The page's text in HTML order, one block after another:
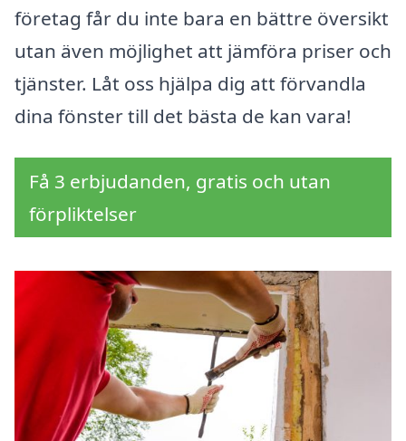
företag får du inte bara en bättre översikt
utan även möjlighet att jämföra priser och
tjänster. Låt oss hjälpa dig att förvandla
dina fönster till det bästa de kan vara!
Få 3 erbjudanden, gratis och utan
förpliktelser